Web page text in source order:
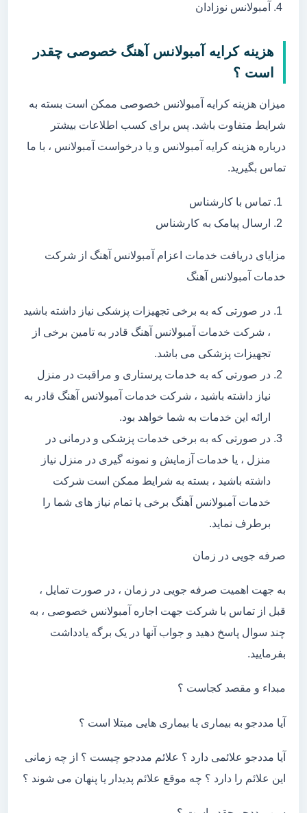
آمبولانس نوزادان
هزینه کرایه آمبولانس آهنگ خصوصی چقدر
است ؟
میزان هزینه کرایه آمبولانس خصوصی ممکن است بسته به
شرایط متفاوت باشد. پس برای کسب اطلاعات بیشتر
درباره هزینه کرایه آمبولانس و یا درخواست آمبولانس ، با ما
تماس بگیرید.
تماس با کارشناس
ارسال پیامک به کارشناس
مزایای دریافت خدمات اعزام آمبولانس آهنگ از شرکت
خدمات آمبولانس آهنگ
در صورتی که به برخی تجهیزات پزشکی نیاز داشته باشید
، شرکت خدمات آمبولانس آهنگ قادر به تامین برخی از
تجهیزات پزشکی می باشد.
در صورتی که به خدمات پرستاری و مراقبت در منزل
نیاز داشته باشید ، شرکت خدمات آمبولانس آهنگ قادر به
ارائه این خدمات به شما خواهد بود.
در صورتی که به برخی خدمات پزشکی و درمانی در
منزل ، یا خدمات آزمایش و نمونه گیری در منزل نیاز
داشته باشید ، بسته به شرایط ممکن است شرکت
خدمات آمبولانس آهنگ برخی یا تمام نیاز های شما را
برطرف نماید.
صرفه جویی در زمان
به جهت اهمیت صرفه جویی در زمان ، در صورت تمایل ،
قبل از تماس با شرکت جهت اجاره آمبولانس خصوصی ، به
چند سوال پاسخ دهید و جواب آنها در یک برگه یادداشت
بفرمایید.
مبداء و مقصد کجاست ؟
آیا مددجو به بیماری یا بیماری هایی مبتلا است ؟
آیا مددجو علائمی دارد ؟ علائم مددجو چیست ؟ از چه زمانی
این علائم را دارد ؟ چه موقع علائم پدیدار یا پنهان می شوند ؟